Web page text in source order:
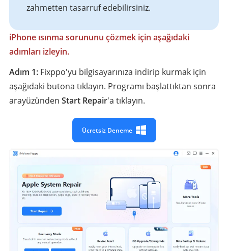
zahmetten tasarruf edebilirsiniz.
iPhone ısınma sorununu çözmek için aşağıdaki
adımları izleyin.
Adım 1: Fixppo'yu bilgisayarınıza indirip kurmak için
aşağıdaki butona tıklayın. Programı başlattıktan sonra
arayüzünden Start Repair'a tıklayın.
Ücretsiz Deneme